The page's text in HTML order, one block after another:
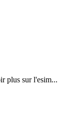
plus sur l'esim...